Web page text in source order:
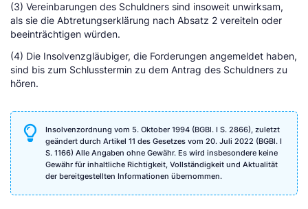
(3) Vereinbarungen des Schuldners sind insoweit unwirksam,
als sie die Abtretungserklärung nach Absatz 2 vereiteln oder
beeinträchtigen würden.
(4) Die Insolvenzgläubiger, die Forderungen angemeldet haben,
sind bis zum Schlusstermin zu dem Antrag des Schuldners zu
hören.
Insolvenzordnung vom 5. Oktober 1994 (BGBl. I S. 2866), zuletzt
geändert durch Artikel 11 des Gesetzes vom 20. Juli 2022 (BGBl. I
S. 1166) Alle Angaben ohne Gewähr. Es wird insbesondere keine
Gewähr für inhaltliche Richtigkeit, Vollständigkeit und Aktualität
der bereitgestellten Informationen übernommen.